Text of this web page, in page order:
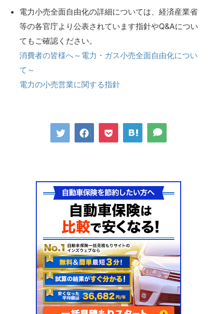
電力小売全面自由化の詳細については、経済産業省
等の各官庁より公表されています指針やQ&Aについ
てもご確認ください。
消費者の皆様へ～電力・ガス小売全面自由化につい
て～
電力の小売営業に関する指針